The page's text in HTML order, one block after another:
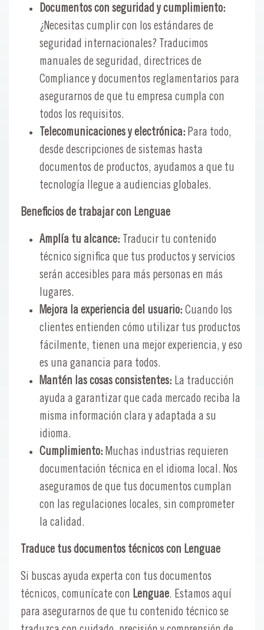
Documentos con seguridad y cumplimiento:
¿Necesitas cumplir con los estándares de
seguridad internacionales? Traducimos
manuales de seguridad, directrices de
Compliance y documentos reglamentarios para
asegurarnos de que tu empresa cumpla con
todos los requisitos.
Telecomunicaciones y electrónica: Para todo,
desde descripciones de sistemas hasta
documentos de productos, ayudamos a que tu
tecnología llegue a audiencias globales.
Beneficios de trabajar con Lenguae
Amplía tu alcance:
Traducir tu contenido
técnico significa que tus productos y servicios
serán accesibles para más personas en más
lugares.
Mejora la experiencia del usuario: Cuando los
clientes entienden cómo utilizar tus productos
fácilmente, tienen una mejor experiencia, y eso
es una ganancia para todos.
Mantén las cosas consistentes: La traducción
ayuda a garantizar que cada mercado reciba la
misma información clara y adaptada a su
idioma.
Cumplimiento: Muchas industrias requieren
documentación técnica en el idioma local. Nos
aseguramos de que tus documentos cumplan
con las regulaciones locales, sin comprometer
la calidad.
Traduce tus documentos técnicos con Lenguae
Si buscas ayuda experta con tus documentos
técnicos, comunícate con Lenguae. Estamos aquí
para asegurarnos de que tu contenido técnico se